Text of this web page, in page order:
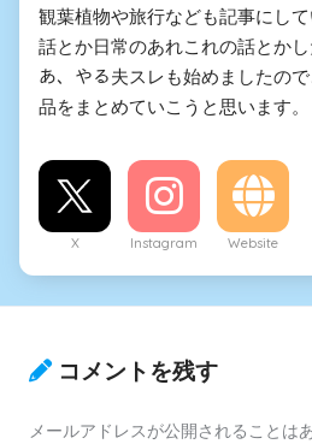
観葉植物や旅行なども記事にし
話とか日常のあれこれの話とか
あ、やる夫スレも始めましたの
品をまとめていこうと思います
X Instagram Website
コメントを残す
メールアドレスが公開されることは